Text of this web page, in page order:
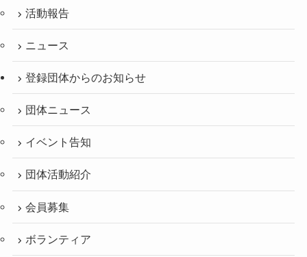
活動報告
ニュース
登録団体からのお知らせ
団体ニュース
イベント告知
団体活動紹介
会員募集
ボランティア